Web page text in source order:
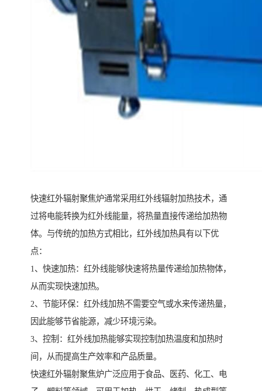
快速红外辐射聚焦炉通常采用红外线辐射加热技术，通
过将电能转换为红外线能量，将热量直接传递给加热物
体。与传统的加热方式相比，红外线加热具有以下优
点：
1、快速加热：红外线能够快速将热量传递给加热物体，
从而实现快速加热。
2、节能环保：红外线加热不需要空气或水来传递热量，
因此能够节省能源，减少环境污染。
3、控制：红外线加热能够实现控制加热温度和加热时
间，从而提高生产效率和产品质量。
快速红外辐射聚焦炉广泛应用于食品、医药、化工、电